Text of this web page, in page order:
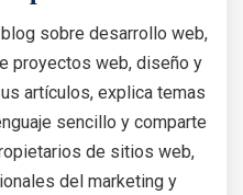
sobre desarrollo web,
proyectos web, diseño y
artículos, explica temas
sencillo y comparte
de sitios web,
del marketing y